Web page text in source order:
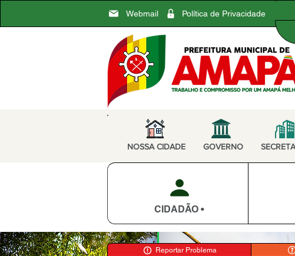
Webmail Política de Privacidade
NOSSA CIDADE GOVERNO
CIDADÃO •
Reportar Problema